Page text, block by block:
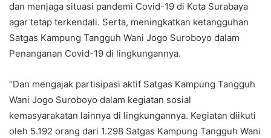
dan menjaga situasi pandemi Covid-19 di Kota Surabaya
agar tetap terkendali. Serta, meningkatkan ketangguhan
Satgas Kampung Tangguh Wani Jogo Suroboyo dalam
Penanganan Covid-19 di lingkungannya.
“Dan mengajak partisipasi aktif Satgas Kampung Tangguh
Wani Jogo Suroboyo dalam kegiatan sosial
kemasyarakatan lainnya di lingkungannya. Kegiatan diikuti
oleh 5.192 orang dari 1.298 Satgas Kampung Tangguh Wani